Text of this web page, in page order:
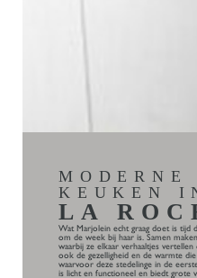
MODERNE
KEUKEN
LA
Wat Marjolein echt graag doet is tijd
om de week bij haar is. Samen
waarbij ze elkaar verhaaltjes
ook de gezelligheid en de warmte
waarvoor deze stedelinge in de
is licht en functioneel en biedt grote